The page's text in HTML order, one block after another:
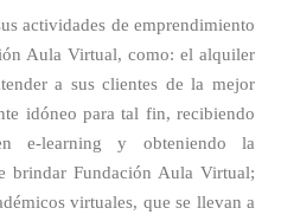
actividades de emprendimiento
Aula Virtual, como: el alquiler
a sus clientes de la mejor
idóneo para tal fin, recibiendo
e-learning y obteniendo la
brindar Fundación Aula Virtual;
virtuales, que se llevan a